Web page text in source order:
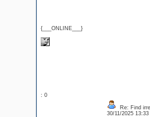
{___ONLINE___}
: 0
Re: Find
30/11/2025